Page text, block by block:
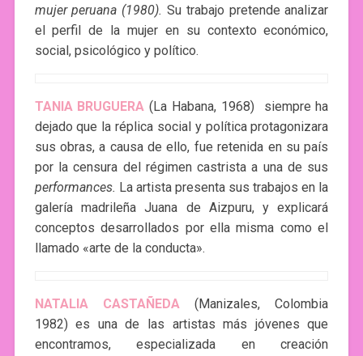
mujer peruana (1980). Su trabajo pretende analizar
el perfil de la mujer en su contexto económico,
social, psicológico y político.
TANIA BRUGUERA (La Habana, 1968) siempre ha
dejado que la réplica social y política protagonizara
sus obras, a causa de ello, fue retenida en su país
por la censura del régimen castrista a una de sus
performances. La artista presenta sus trabajos en la
galería madrileña Juana de Aizpuru, y explicará
conceptos desarrollados por ella misma como el
llamado «arte de la conducta».
NATALIA CASTAÑEDA(Manizales, Colombia
1982) es una de las artistas más jóvenes que
encontramos, especializada en creación